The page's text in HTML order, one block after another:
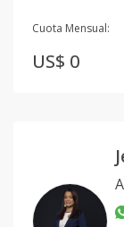
Cuota Mensual:
US$ 0